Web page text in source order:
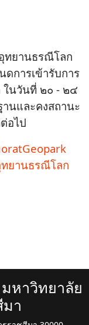
ทยานธรณีโลก
การเข้ารับการ
ในวันที่ ๒๐ - ๒๔
นและคงสถานะ
อไป
ยานธรณีโลก
หาวิทยาลัย
า